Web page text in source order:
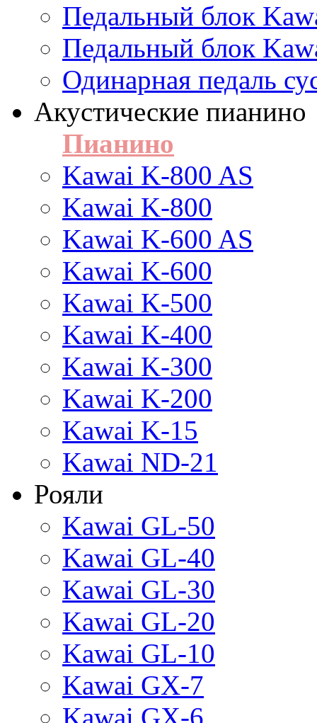
Педальный блок
Педальный блок
Одинарная педаль
Акустические пианино
Пианино
Kawai K-800 AS
Kawai K-800
Kawai K-600 AS
Kawai K-600
Kawai K-500
Kawai K-400
Kawai K-300
Kawai K-200
Kawai K-15
Kawai ND-21
Рояли
Kawai GL-50
Kawai GL-40
Kawai GL-30
Kawai GL-20
Kawai GL-10
Kawai GX-7